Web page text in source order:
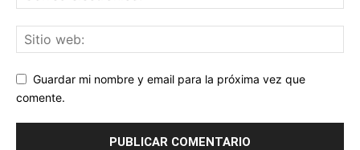
Guardar mi nombre y email para la próxima vez que
comente.